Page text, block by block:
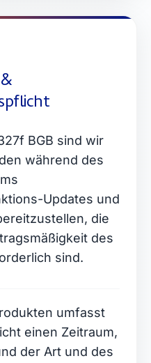
BGB sind wir
während des
Updates und
die
des
sind.
umfasst
einen Zeitraum,
der Art und des